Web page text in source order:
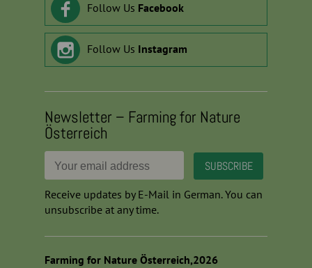
Follow Us Facebook
Follow Us Instagram
Newsletter – Farming for Nature
Österreich
Receive updates by E-Mail in German. You can
unsubscribe at any time.
Farming for Nature Österreich,2026